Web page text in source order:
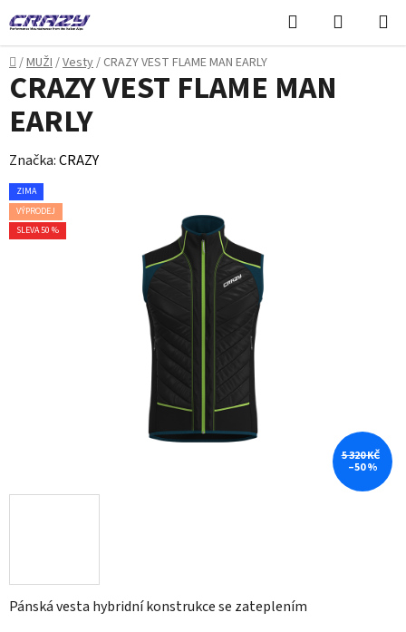
na
obsah
Hledat
KOŠÍK
Domů
/MUŽI/Vesty/ CRAZY VEST FLAME MAN EARLY
Pánská vesta hybridní konstrukce se zateplením
CRAZY VEST FLAME MAN
EARLY
Značka:CRAZY
ZIMA
VÝPRODEJ
SLEVA 50 %
5 320 KČ
–50 %